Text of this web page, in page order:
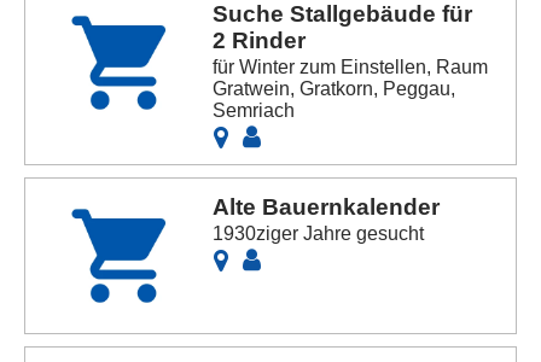
Suche Stallgebäude für
2 Rinder
für Winter zum Einstellen, Raum
Gratwein, Gratkorn, Peggau,
Semriach
Alte Bauernkalender
1930ziger Jahre gesucht